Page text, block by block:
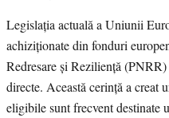
Legislația actuală a Uniunii
achiziționate din fonduri
Redresare și Reziliență
directe. Această cerință a creat
eligibile sunt frecvent destinate